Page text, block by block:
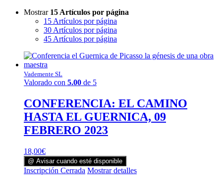
Mostrar 15 Artículos por página
15 Artículos por página
30 Artículos por página
45 Artículos por página
Vademente SL
Valorado con 5.00 de 5
CONFERENCIA: EL CAMINO
HASTA EL GUERNICA, 09
FEBRERO 2023
18,00€
@ Avisar cuando esté disponible
Inscripción Cerrada Mostrar detalles